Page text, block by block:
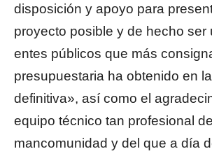
disposición y apoyo para
proyecto posible y de hecho ser
entes públicos que más
presupuestaria ha obtenido en
definitiva», así como el
equipo técnico tan profesional
mancomunidad y del que a día